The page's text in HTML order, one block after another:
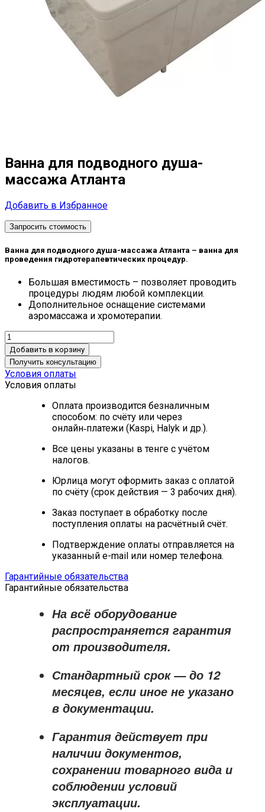
Ванна для подводного душа-
массажа Атланта
Добавить в Избранное
Запросить стоимость
Ванна для подводного душа-массажа Атланта – ванна для
проведения гидротерапевтических процедур.
Большая вместимость – позволяет проводить
процедуры людям любой комплекции.
Дополнительное оснащение системами
аэромассажа и хромотерапии.
Добавить в корзину
Получить консультацию
Условия оплаты
Условия оплаты
Оплата производится безналичным
способом: по счёту или через
онлайн‑платежи (Kaspi, Halyk и др.).
Все цены указаны в тенге с учётом
налогов.
Юрлица могут оформить заказ с оплатой
по счёту (срок действия — 3 рабочих дня).
Заказ поступает в обработку после
поступления оплаты на расчётный счёт.
Подтверждение оплаты отправляется на
указанный e-mail или номер телефона.
Гарантийные обязательства
Гарантийные обязательства
На всё оборудование
распространяется гарантия
от производителя.
Стандартный срок — до 12
месяцев, если иное не указано
в документации.
Гарантия действует при
наличии документов,
сохранении товарного вида и
соблюдении условий
эксплуатации.